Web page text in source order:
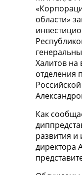
области»
Халитов на
отделения
Как
развития и
директора